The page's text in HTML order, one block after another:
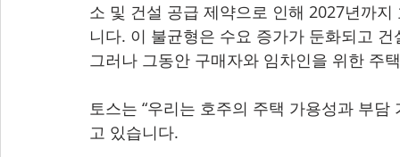
소 및 건설 공급 제약으로 인해 2027년까
니다. 이 불균형은 수요 증가가 둔화되고
그러나 그동안 구매자와 임차인을 위한 주
토스는 “우리는 호주의 주택 가용성과 부
고 있습니다.